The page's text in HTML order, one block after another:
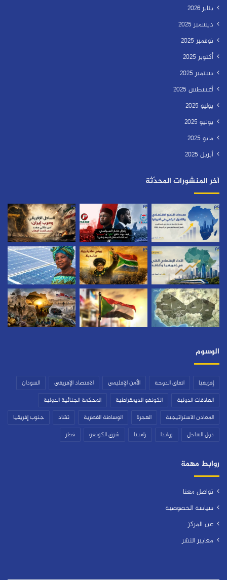
يناير 2026
ديسمبر 2025
نوفمبر 2025
أكتوبر 2025
سبتمبر 2025
أغسطس 2025
يوليو 2025
يونيو 2025
مايو 2025
أبريل 2025
آخر المنشورات المحدّثة
الوسوم
إفريقيا اتفاق الدوحة الأمن الإقليمي الاقتصاد الإفريقي
السودان
العلاقات الدولية
الكونغو الديمقراطية
المحكمة الجنائية الدولية
المعادن الاستراتيجية
الهجرة الوساطة القطرية تشاد
جنوب إفريقيا
دول الساحل
رواندا زامبيا شرق الكونغو قطر
روابط مهمة
تواصل معنا
سياسة الخصوصية
عن المركز
معايير النشر